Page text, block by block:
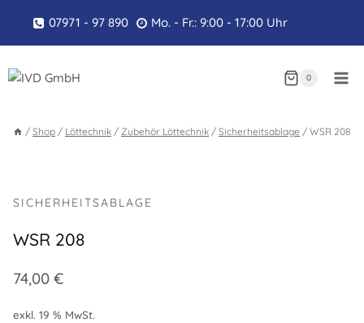
springen
07971 - 97 890 Mo. - Fr.: 9:00 - 17:00 Uhr
0
/ Shop / Löttechnik / Zubehör Löttechnik / Sicherheitsablage / WSR 208
SICHERHEITSABLAGE
WSR 208
74,00 €
exkl. 19 % MwSt.